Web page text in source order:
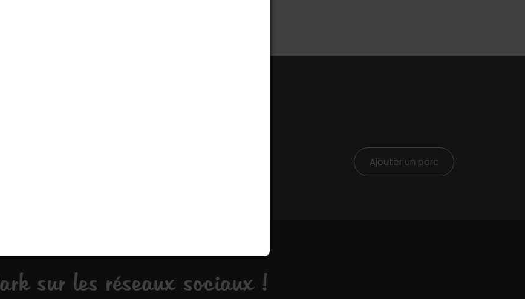
connaissez
Park et ajoutez votre pierre à l’édifice !
Ajouter un parc
sur les réseaux sociaux !